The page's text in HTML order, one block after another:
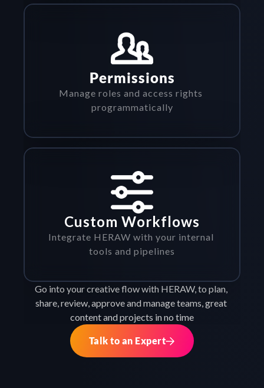
Permissions
Manage roles and access rights
programmatically
Custom Workflows
Integrate HERAW with your internal
tools and pipelines
Go into your creative flow with HERAW, to plan,
share, review, approve and manage teams, great
content and projects in no time
Talk to an Expert